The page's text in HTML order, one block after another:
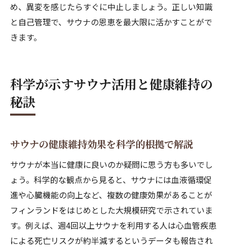
め、異変を感じたらすぐに中止しましょう。正しい知識
と自己管理で、サウナの恩恵を最大限に活かすことがで
きます。
科学が示すサウナ活用と健康維持の
秘訣
サウナの健康維持効果を科学的根拠で解説
サウナが本当に健康に良いのか疑問に思う方も多いでし
ょう。科学的な観点から見ると、サウナには血液循環促
進や心臓機能の向上など、複数の健康効果があることが
フィンランドをはじめとした大規模研究で示されていま
す。例えば、週4回以上サウナを利用する人は心血管疾患
による死亡リスクが約半減するというデータも報告され